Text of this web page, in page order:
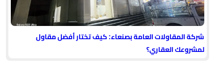
شركة المقاولات العامة بصنعاء: كيف تختار أفضل مقاول
لمشروعك العقاري؟